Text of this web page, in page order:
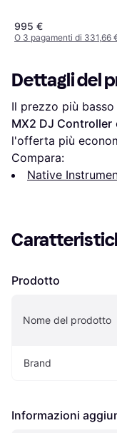
995 €
O 3 pagamenti di 331,66
Dettagli del
Il prezzo più
MX2 DJ Controller
l'offerta più
Compara:
Native
Prodotto
Nome del prodotto
Brand
Informazioni